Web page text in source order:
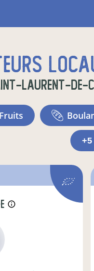
Laurent-de-
fruits
+5
info_outline